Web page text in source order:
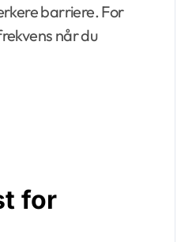
barriere. For
når du
for